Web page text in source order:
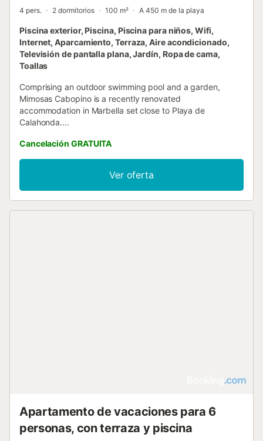
4 pers. 2 dormitorios 100 m² A 450 m de la playa
Piscina exterior, Piscina, Piscina para niños, Wifi,
Internet, Aparcamiento, Terraza, Aire acondicionado,
Televisión de pantalla plana, Jardín, Ropa de cama,
Toallas
Comprising an outdoor swimming pool and a garden,
Mimosas Cabopino is a recently renovated
accommodation in Marbella set close to Playa de
Calahonda....
Cancelación GRATUITA
Ver oferta
Apartamento de vacaciones para 6
personas, con terraza y piscina